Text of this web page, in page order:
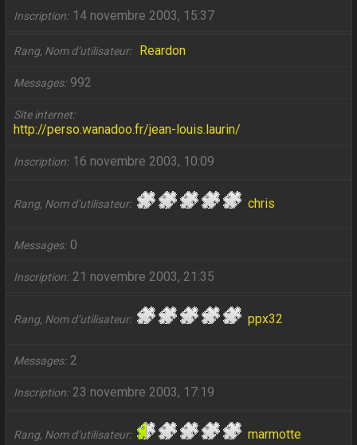
Inscription 14 novembre 2003, 15:37
Rang, Nom d’utilisateur Reardon
Messages 992
Site internet
http://perso.wanadoo.fr/jean-louis.laurin/
Inscription 16 novembre 2003, 10:09
Rang, Nom d’utilisateur chris
Messages 0
Inscription 21 novembre 2003, 21:35
Rang, Nom d’utilisateur ppx32
Messages 2
Inscription 23 novembre 2003, 17:19
Rang, Nom d’utilisateur marmotte